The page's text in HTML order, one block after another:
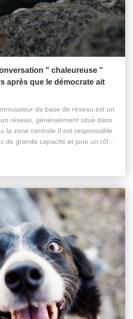
" chaleureuse "
après que le démocrate ait
de base de réseau est un
réseau, généralement situé dans
la zone centrale.Il est responsable
de grande capacité et joue un rôle